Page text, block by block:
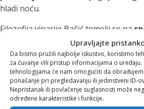
Upravljajte
Da bismo pružili najbolje iskustvo, koristimo
za čuvanje i/ili pristup informacijama o uređaju.
tehnologijama će nam omogućiti da
ponašanje pri pregledavanju ili jedinstveni ID-
Nepristanak ili povlačenje suglasnosti može
određene karakteristike i funkcije.
hladi noću.
Filozofija vinarije Bačić temelji se na
suvremenog pristupa vinarstvu.
ručna berbai pažljivo odabrani
svaka boca zadržiautentičnost
kvalitetu sorte. U svemu što rade,
poštovanjem prema prirodi i nasljeđu
korištenje modernih tehnologija koje